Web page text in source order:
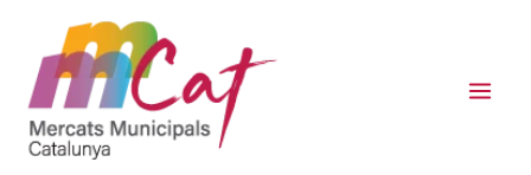
contingut